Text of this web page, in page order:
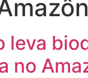
leva
no